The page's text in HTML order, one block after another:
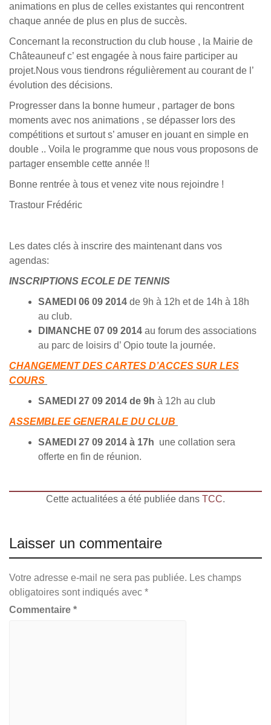
animations en plus de celles existantes qui rencontrent
chaque année de plus en plus de succès.
Concernant la reconstruction du club house , la Mairie de
Châteauneuf c’ est engagée à nous faire participer au
projet.Nous vous tiendrons régulièrement au courant de l’
évolution des décisions.
Progresser dans la bonne humeur , partager de bons
moments avec nos animations , se dépasser lors des
compétitions et surtout s’ amuser en jouant en simple en
double .. Voila le programme que nous vous proposons de
partager ensemble cette année !!
Bonne rentrée à tous et venez vite nous rejoindre !
Trastour Frédéric
Les dates clés à inscrire des maintenant dans vos
agendas:
INSCRIPTIONS ECOLE DE TENNIS
SAMEDI 06 09 2014 de 9h à 12h et de 14h à 18h
au club.
DIMANCHE 07 09 2014 au forum des associations
au parc de loisirs d’ Opio toute la journée.
CHANGEMENT DES CARTES D’ACCES SUR LES
COURS
SAMEDI 27 09 2014 de 9h à 12h au club
ASSEMBLEE GENERALE DU CLUB
SAMEDI 27 09 2014 à 17h une collation sera
offerte en fin de réunion.
Cette actualitées a été publiée dans TCC.
Laisser un commentaire
Votre adresse e-mail ne sera pas publiée. Les champs
obligatoires sont indiqués avec *
Commentaire *